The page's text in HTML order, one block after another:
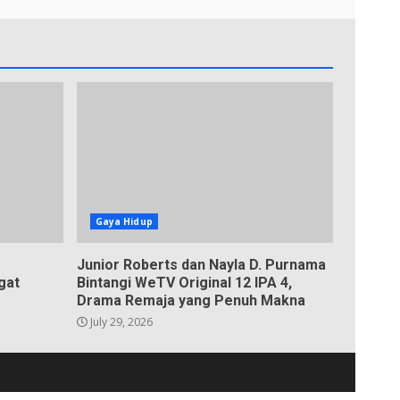
Gaya Hidup
Junior Roberts dan Nayla D. Purnama
Bintangi WeTV Original 12 IPA 4,
Drama Remaja yang Penuh Makna
July 29, 2026